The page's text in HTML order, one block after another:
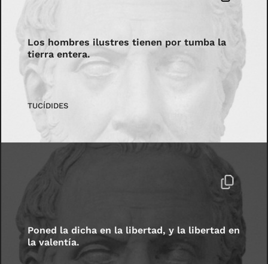
Los hombres ilustres tienen por tumba la
tierra entera.
TUCÍDIDES
Poned la dicha en la libertad, y la libertad en
la valentía.